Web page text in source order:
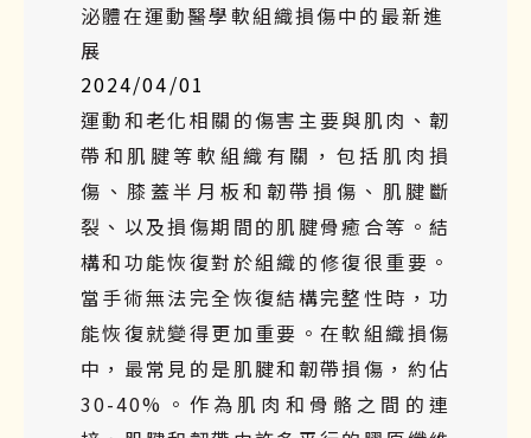
泌體在運動醫學軟組織損傷中的最新進
展
2024/04/01
運動和老化相關的傷害主要與肌肉、韌
帶和肌腱等軟組織有關，包括肌肉損
傷、膝蓋半月板和韌帶損傷、肌腱斷
裂、以及損傷期間的肌腱骨癒合等。結
構和功能恢復對於組織的修復很重要。
當手術無法完全恢復結構完整性時，功
能恢復就變得更加重要。在軟組織損傷
中，最常見的是肌腱和韌帶損傷，約佔
30-40%。作為肌肉和骨骼之間的連